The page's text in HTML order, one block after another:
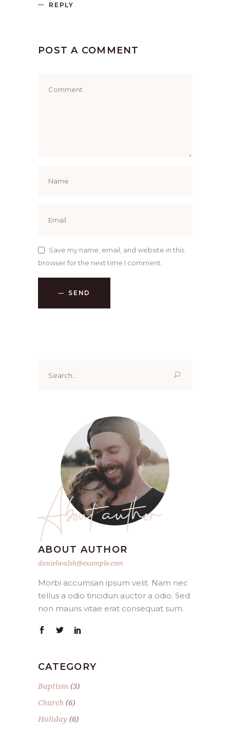
REPLY
POST A COMMENT
Save my name, email, and website in this
browser for the next time I comment.
SEND
for:
About author
ABOUT AUTHOR
danielwalsh@example.com
Morbi accumsan ipsum velit. Nam nec
tellus a odio tincidun auctor a odio. Sed
non mauris vitae erat consequat sum.
CATEGORY
Baptism (3)
Church (6)
Holiday (6)